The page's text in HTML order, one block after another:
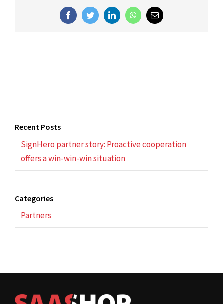
FacebookTwitterLinkedInWhatsApp
Email
Recent Posts
SignHero partner story: Proactive cooperation
offers a win-win-win situation
Categories
Partners